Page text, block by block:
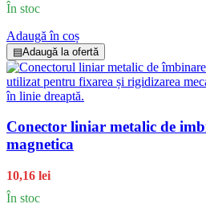
În stoc
Adaugă în coș
▤Adaugă la ofertă
Conector liniar metalic de
magnetica
10,16 lei
În stoc